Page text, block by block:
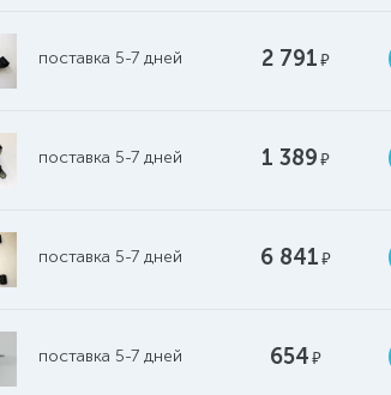
поставка 5-7 дней 2 791руб.
поставка 5-7 дней 1 389руб.
поставка 5-7 дней 6 841руб.
поставка 5-7 дней 654руб.